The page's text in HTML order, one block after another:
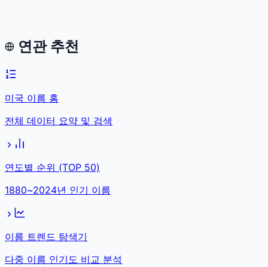
연관 추천
미국 이름 홈
전체 데이터 요약 및 검색
연도별 순위 (TOP 50)
1880~2024년 인기 이름
이름 트렌드 탐색기
다중 이름 인기도 비교 분석